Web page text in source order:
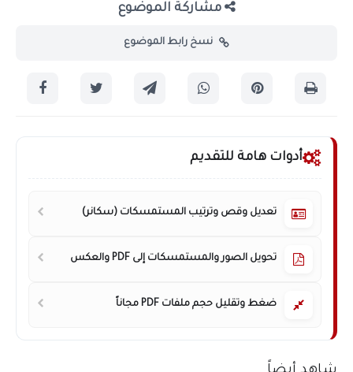
مشاركة الموضوع
نسخ رابط الموضوع
أدوات هامة للتقديم
تعديل وقص وترتيب المستمسكات (سكانر)
تحويل الصور والمستمسكات إلى PDF والعكس
ضغط وتقليل حجم ملفات PDF مجاناً